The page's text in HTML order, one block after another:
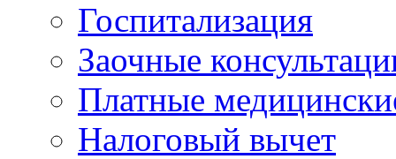
Госпитализация
Заочные
Платные
Налоговый вычет